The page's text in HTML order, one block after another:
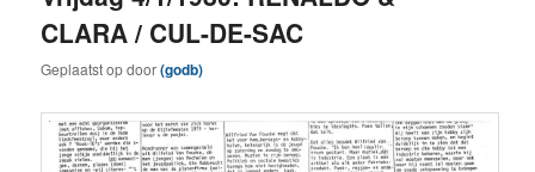
CLARA / CUL-DE-SAC
Geplaatst opdoor(godb)